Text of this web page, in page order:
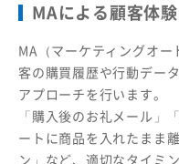
MAによる顧客体
MA（マーケティングオ
客の購買履歴や行動デー
アプローチを行います。
「購入後のお礼メール」
ートに商品を入れたまま
ン」など、適切なタイミ